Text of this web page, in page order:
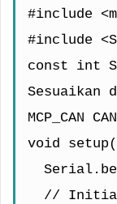
#include
#include
const int
Sesuaikan
MCP_CAN
void
//